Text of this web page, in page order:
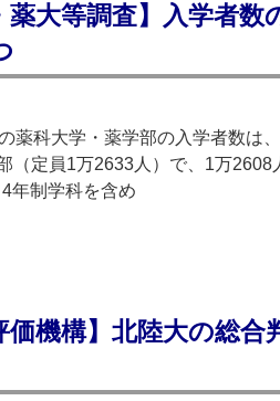
薬大等調査】入学者
薬科大学・薬学部の入学者数は
（定員1万2633人）で、1万
年制学科を含め
価機構】北陸大の総